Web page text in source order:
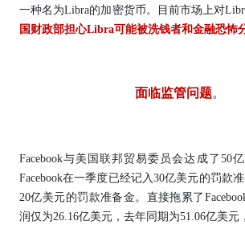
一种名为Libra的加密货币。目前市场上对
国财政部担心Libra可能被洗钱者和金融恐怖
面临监管问题。
Facebook与美国联邦贸易委员会达成了50
Facebook在一季度已经记入30亿美元的罚款
20亿美元的罚款准备金。直接拖累了
润仅为26.16亿美元，去年同期为51.06亿美元